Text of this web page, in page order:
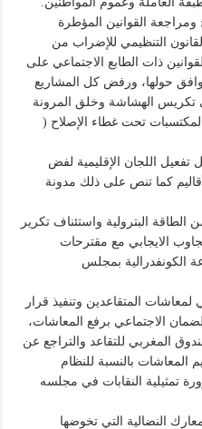
القوانين المؤطرة
التنظيمي للإضراب من
ذات الطابع الاجتماعي على
حولها، ورفض كل المشاريع
تكريس الهشاشة وخلق المرونة
تحت غطاء الإصلاح (
اللجان الإقليمية لفض
كما تنص على ذلك مدونة
الطاقة البترولية واستئناف تكرير
الايجابي مع مقترحات
الكونفدرالية بمجلس
لمعاشات المتقاعدين وتنفيذ قرار
الاجتماعي برفع المعاشات،
المغربي للتقاعد والتراجع عن
المعاشات بالنسبة للنظام
تمثيلية النقابات في مجلسه
النضالية التي تخوضها